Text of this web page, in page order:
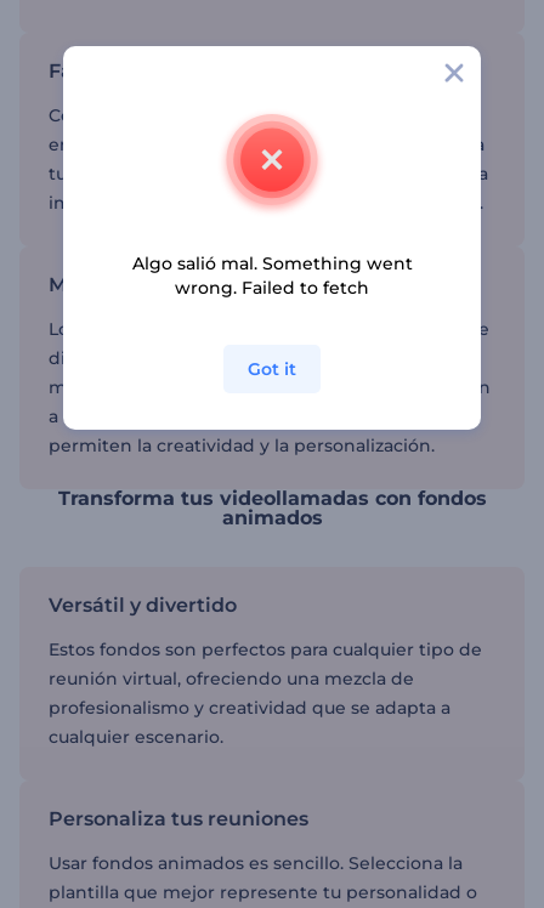
Fáciles de usar
Configurar un fondo para Zoom es sencillo. Elige
entre una variedad de plantillas que se adapten a
tu estilo o propósito, súbelas a Zoom y comienza a
impresionar a tu audiencia con visuales vibrantes.
Mejora el nivel de tus videollamadas
Los fondos animados para Zoom añaden un toque
dinámico a tus reuniones virtuales, haciéndolas
más atractivas y visualmente interesantes. Ayudan
a mantener el profesionalismo al tiempo que
permiten la creatividad y la personalización.
Transforma tus videollamadas con fondos
animados
Versátil y divertido
Estos fondos son perfectos para cualquier tipo de
reunión virtual, ofreciendo una mezcla de
profesionalismo y creatividad que se adapta a
cualquier escenario.
Personaliza tus reuniones
Usar fondos animados es sencillo. Selecciona la
plantilla que mejor represente tu personalidad o
Algo salió mal. Something went
wrong. Failed to fetch
Got it